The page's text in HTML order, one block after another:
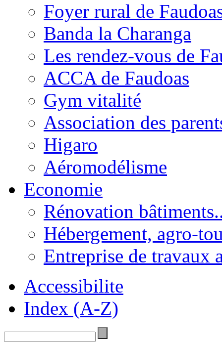
Foyer rural de
Banda la Charanga
Les rendez-vous de
ACCA de Faudoas
Gym vitalité
Association des
Higaro
Aéromodélisme
Economie
Rénovation
Hébergement, agro-
Entreprise de travaux
Accessibilite
Index (A-Z)